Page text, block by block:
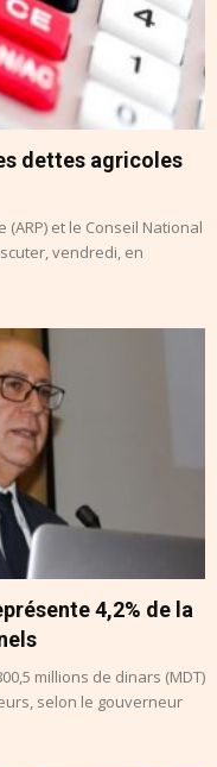
dettes agricoles
et le Conseil National
vendredi, en
4,2% de la
millions de dinars (MDT)
selon le gouverneur